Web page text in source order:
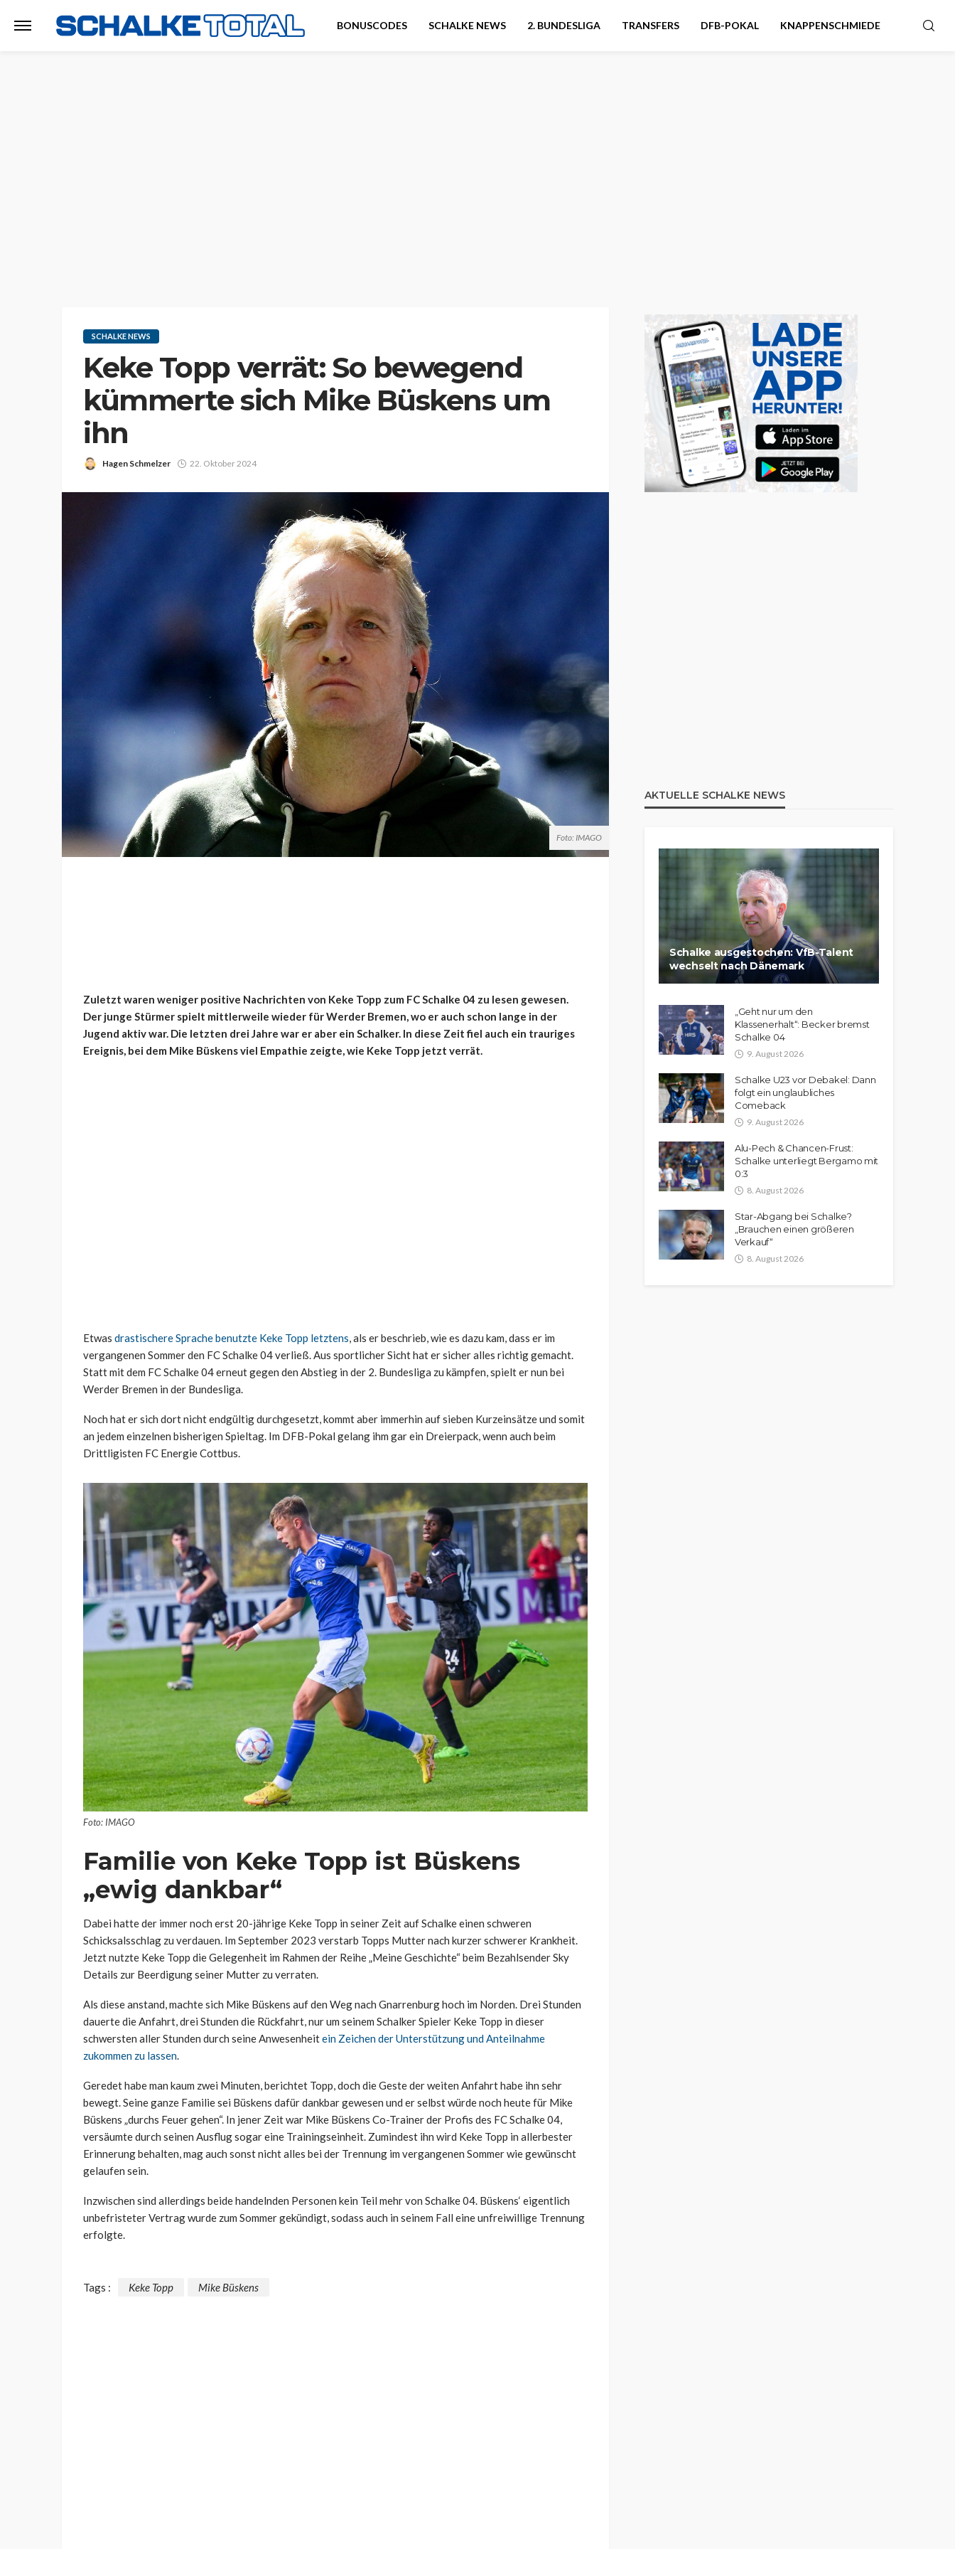
BONUSCODES SCHALKE NEWS 2. BUNDESLIGA TRANSFERS DFB-POKAL KNAPPENSCHMIEDE
SCHALKE NEWS
Keke Topp verrät: So bewegend
kümmerte sich Mike Büskens um
ihn
Hagen Schmelzer 22. Oktober 2024
Foto: IMAGO
Zuletzt waren weniger positive Nachrichten von Keke Topp zum FC Schalke 04 zu lesen gewesen.
Der junge Stürmer spielt mittlerweile wieder für Werder Bremen, wo er auch schon lange in der
Jugend aktiv war. Die letzten drei Jahre war er aber ein Schalker. In diese Zeit fiel auch ein trauriges
Ereignis, bei dem Mike Büskens viel Empathie zeigte, wie Keke Topp jetzt verrät.
Etwas drastischere Sprache benutzte Keke Topp letztens, als er beschrieb, wie es dazu kam, dass er im
vergangenen Sommer den FC Schalke 04 verließ. Aus sportlicher Sicht hat er sicher alles richtig gemacht.
Statt mit dem FC Schalke 04 erneut gegen den Abstieg in der 2. Bundesliga zu kämpfen, spielt er nun bei
Werder Bremen in der Bundesliga.
Noch hat er sich dort nicht endgültig durchgesetzt, kommt aber immerhin auf sieben Kurzeinsätze und somit
an jedem einzelnen bisherigen Spieltag. Im DFB-Pokal gelang ihm gar ein Dreierpack, wenn auch beim
Drittligisten FC Energie Cottbus.
Foto: IMAGO
Familie von Keke Topp ist Büskens
„ewig dankbar“
Dabei hatte der immer noch erst 20-jährige Keke Topp in seiner Zeit auf Schalke einen schweren
Schicksalsschlag zu verdauen. Im September 2023 verstarb Topps Mutter nach kurzer schwerer Krankheit.
Jetzt nutzte Keke Topp die Gelegenheit im Rahmen der Reihe „Meine Geschichte“ beim Bezahlsender Sky
Details zur Beerdigung seiner Mutter zu verraten.
Als diese anstand, machte sich Mike Büskens auf den Weg nach Gnarrenburg hoch im Norden. Drei Stunden
dauerte die Anfahrt, drei Stunden die Rückfahrt, nur um seinem Schalker Spieler Keke Topp in dieser
schwersten aller Stunden durch seine Anwesenheitein Zeichen der Unterstützung und Anteilnahme
zukommen zu lassen.
Geredet habe man kaum zwei Minuten, berichtet Topp, doch die Geste der weiten Anfahrt habe ihn sehr
bewegt. Seine ganze Familie sei Büskens dafür dankbar gewesen und er selbst würde noch heute für Mike
Büskens „durchs Feuer gehen“. In jener Zeit war Mike Büskens Co-Trainer der Profis des FC Schalke 04,
versäumte durch seinen Ausflug sogar eine Trainingseinheit. Zumindest ihn wird Keke Topp in allerbester
Erinnerung behalten, mag auch sonst nicht alles bei der Trennung im vergangenen Sommer wie gewünscht
gelaufen sein.
Inzwischen sind allerdings beide handelnden Personen kein Teil mehr von Schalke 04. Büskens‘ eigentlich
unbefristeter Vertrag wurde zum Sommer gekündigt, sodass auch in seinem Fall eine unfreiwillige Trennung
erfolgte.
Tags : Keke Topp Mike Büskens
AKTUELLE SCHALKE NEWS
Schalke ausgestochen: VfB-Talent
wechselt nach Dänemark
„Geht nur um den
Klassenerhalt“: Becker bremst
Schalke 04
9. August 2026
Schalke U23 vor Debakel: Dann
folgt ein unglaubliches
Comeback
9. August 2026
Alu-Pech & Chancen-Frust:
Schalke unterliegt Bergamo mit
0:3
8. August 2026
Star-Abgang bei Schalke?
„Brauchen einen größeren
Verkauf“
8. August 2026